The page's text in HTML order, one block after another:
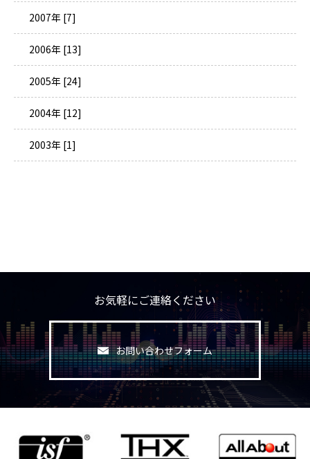
2007年 [7]
2006年 [13]
2005年 [24]
2004年 [12]
2003年 [1]
お気軽にご連絡ください
お問い合わせフォーム